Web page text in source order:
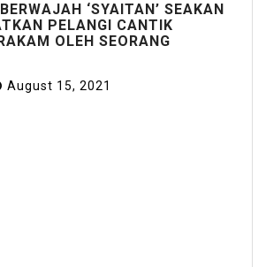
‘SYAITAN’ SEAKAN
PELANGI CANTIK
OLEH SEORANG
August 15, 2021